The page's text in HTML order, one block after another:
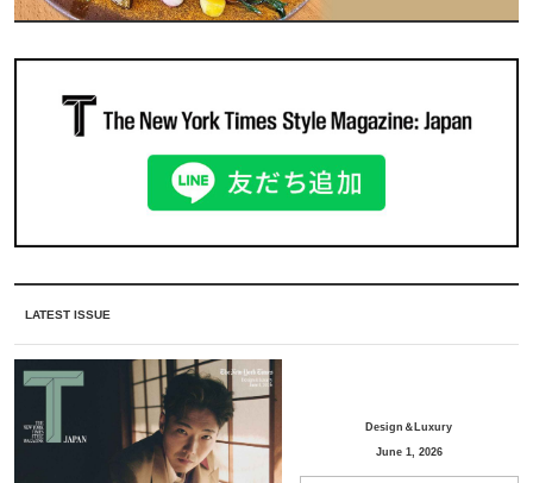
LATEST ISSUE
Design＆Luxury
June 1, 2026